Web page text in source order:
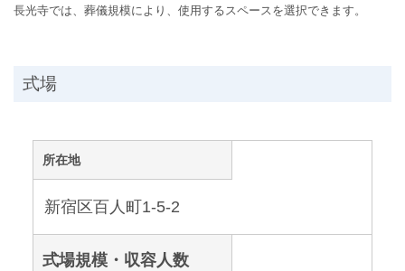
長光寺では、葬儀規模により、使用するスペースを選択できます。
式場
所在地
新宿区百人町1-5-2
式場規模・収容人数